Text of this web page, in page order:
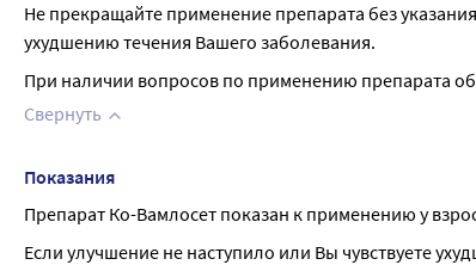
Не прекращайте применение препарата без
ухудшению течения Вашего заболевания.
При наличии вопросов по применению препарата
Свернуть
Показания
Препарат Ко-Вамлосет показан к применению у
Если улучшение не наступило или Вы чувствуете